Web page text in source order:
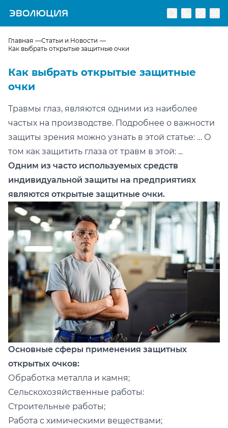
Перейти на главную страницу
Главная
Статьи и Новости
Как выбрать открытые защитные очки
Как выбрать открытые защитные
очки
Травмы глаз, являются одними из наиболее
частых на производстве. Подробнее о важности
защиты зрения можно узнать в этой статье: … О
том как защитить глаза от травм в этой: ...
Одним из часто используемых средств
индивидуальной защиты на предприятиях
являются открытые защитные очки.
Основные сферы применения защитных
открытых очков:
Обработка металла и камня;
Сельскохозяйственные работы:
Строительные работы;
Работа с химическими веществами;